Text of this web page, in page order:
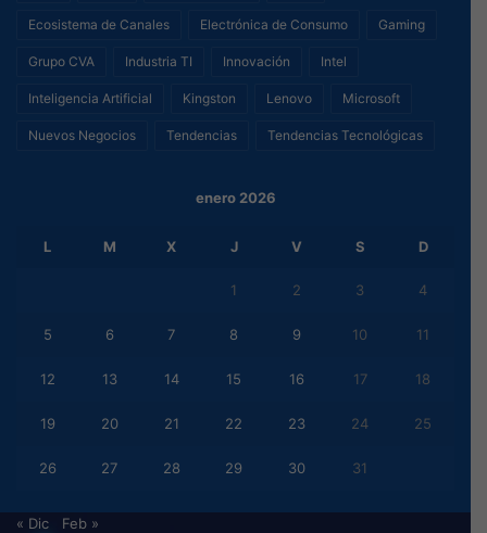
Ecosistema de Canales Electrónica de Consumo Gaming
Grupo CVA Industria TI Innovación Intel
Inteligencia Artificial Kingston Lenovo Microsoft
Nuevos Negocios Tendencias Tendencias Tecnológicas
enero 2026
L M X J V S D
1 2 3 4
5 6 7 8 9 10 11
12 13 14 15 16 17 18
19 20 21 22 23 24 25
26 27 28 29 30 31
« Dic Feb »